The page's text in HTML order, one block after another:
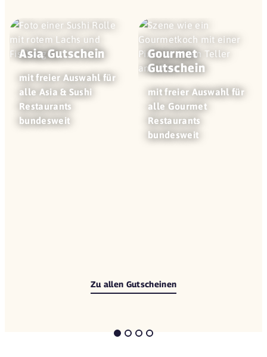
Asia Gutschein
mit freier Auswahl für
alle Asia & Sushi
Restaurants
bundesweit
Gourmet
Gutschein
mit freier Auswahl für
alle Gourmet
Restaurants
bundesweit
Zu allen Gutscheinen